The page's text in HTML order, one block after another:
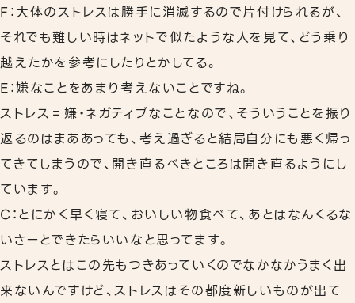
F：大体のストレスは勝手に消滅するので片付けられるが、
それでも難しい時はネットで似たような人を見て、どう乗り
越えたかを参考にしたりとかしてる。
E：嫌なことをあまり考えないことですね。
ストレス＝嫌・ネガティブなことなので、そういうことを振り
返るのはまああっても、考え過ぎると結局自分にも悪く帰っ
てきてしまうので、開き直るべきところは開き直るようにし
ています。
C：とにかく早く寝て、おいしい物食べて、あとはなんくるな
いさーとできたらいいなと思ってます。
ストレスとはこの先もつきあっていくのでなかなかうまく出
来ないんですけど、ストレスはその都度新しいものが出て